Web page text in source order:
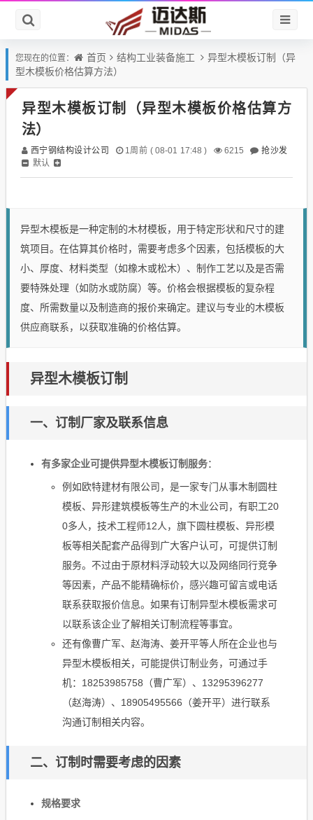
您现在的位置： 首页 结构工业装备施工
异型木模板订制（异
型木模板价格估算方法）
异型木模板订制（异型木模板价格估算方
法）
西宁钢结构设计公司 1周前 ( 08-01 17:48 ) 6215
抢沙发
默认
异型木模板是一种定制的木材模板，用于特定形状和尺寸的建
筑项目。在估算其价格时，需要考虑多个因素，包括模板的大
小、厚度、材料类型（如橡木或松木）、制作工艺以及是否需
要特殊处理（如防水或防腐）等。价格会根据模板的复杂程
度、所需数量以及制造商的报价来确定。建议与专业的木模板
供应商联系，以获取准确的价格估算。
异型木模板订制
一、订制厂家及联系信息
有多家企业可提供异型木模板订制服务：
例如欧特建材有限公司，是一家专门从事木制圆柱
模板、异形建筑模板等生产的木业公司，有职工20
0多人，技术工程师12人，旗下圆柱模板、异形模
板等相关配套产品得到广大客户认可，可提供订制
服务。不过由于原材料浮动较大以及网络同行竞争
等因素，产品不能精确标价，感兴趣可留言或电话
联系获取报价信息。如果有订制异型木模板需求可
以联系该企业了解相关订制流程等事宜。
还有像曹广军、赵海涛、姜开平等人所在企业也与
异型木模板相关，可能提供订制业务，可通过手
机：18253985758（曹广军）、13295396277
（赵海涛）、18905495566（姜开平）进行联系
沟通订制相关内容。
二、订制时需要考虑的因素
规格要求